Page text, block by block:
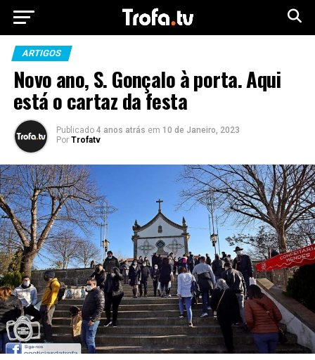
ARTIGOS
Novo ano, S. Gonçalo à porta. Aqui
está o cartaz da festa
Publicado 4 anos atrás em 10 de Janeiro, 2023
Por Trofatv